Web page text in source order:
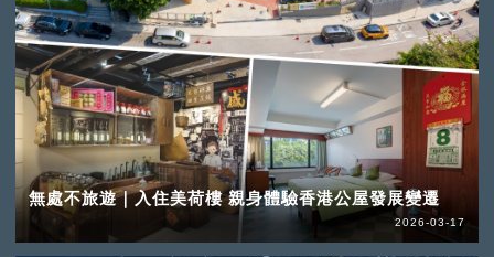
無處不旅遊｜入住美荷樓 親身體驗香港公屋發展變遷
2026-03-17